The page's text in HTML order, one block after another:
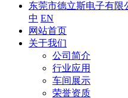
东莞市德立斯电子有限
中 EN
网站首页
关于我们
公司简介
行业应用
车间展示
荣誉资质